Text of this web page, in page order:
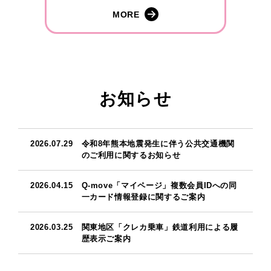
MORE
お知らせ
2026.07.29
令和8年熊本地震発生に伴う公共交通機関
のご利用に関するお知らせ
2026.04.15
Q-move「マイページ」複数会員IDへの同
一カード情報登録に関するご案内
2026.03.25
関東地区「クレカ乗車」鉄道利用による履
歴表示ご案内